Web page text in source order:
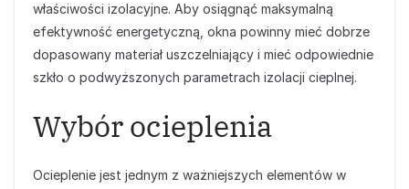
właściwości izolacyjne. Aby osiągnąć maksymalną
efektywność energetyczną, okna powinny mieć dobrze
dopasowany materiał uszczelniający i mieć odpowiednie
szkło o podwyższonych parametrach izolacji cieplnej.
Wybór ocieplenia
Ocieplenie jest jednym z ważniejszych elementów w